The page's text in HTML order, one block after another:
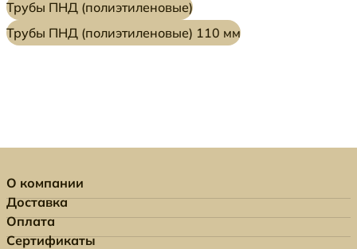
Трубы ПНД (полиэтиленовые)
Трубы ПНД (полиэтиленовые) 110 мм
О компании
Доставка
Оплата
Сертификаты